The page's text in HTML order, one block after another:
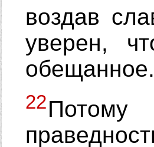
воздав
уверен,
обещанное.
22